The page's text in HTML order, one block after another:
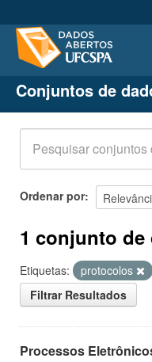
Conjuntos de dados
Organizações
Grupos
Sobre
Conjuntos de
Ordenar por
1 conjunto
Etiquetas:
protocolos
Filtrar Resultados
Processos